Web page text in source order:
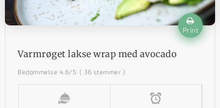
Print
Varmrøget lakse wrap med avocado
Bedømmelse 4.6/5 ( 36 stemmer )